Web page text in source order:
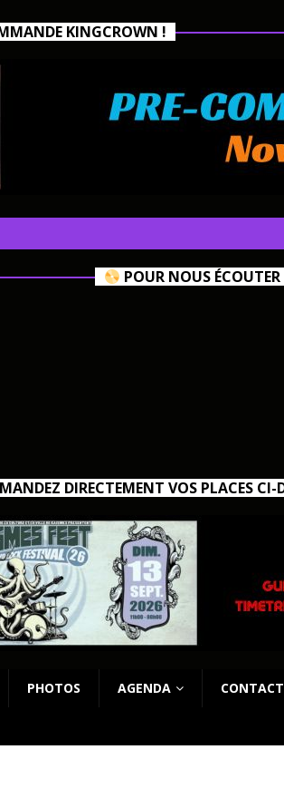
KINGCROWN !
POUR NOUS
DIRECTEMENT VOS PLACES
PHOTOS AGENDA CONTACT